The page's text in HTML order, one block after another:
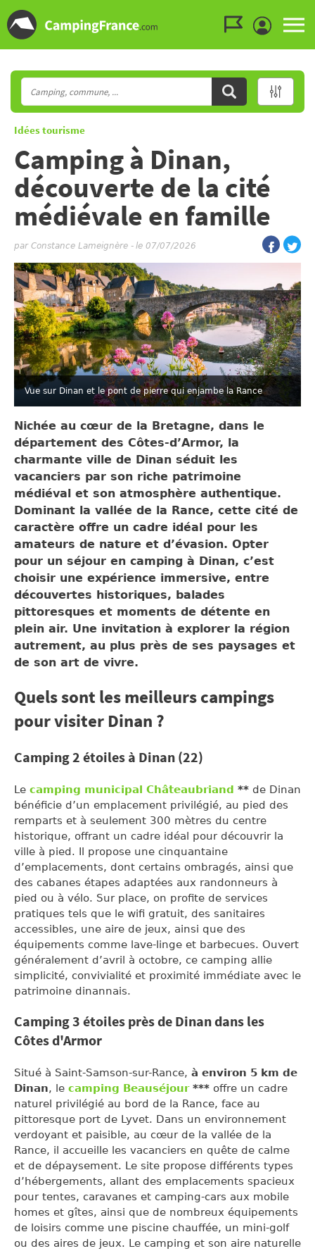
Idées tourisme
Camping à Dinan,
découverte de la cité
médiévale en famille
par Constance Lameignère - le 07/07/2026
Vue sur Dinan et le pont de pierre qui enjambe la Rance
Nichée au cœur de la Bretagne, dans le
département des Côtes-d’Armor, la
charmante ville de Dinan séduit les
vacanciers par son riche patrimoine
médiéval et son atmosphère authentique.
Dominant la vallée de la Rance, cette cité de
caractère offre un cadre idéal pour les
amateurs de nature et d’évasion. Opter
pour un séjour en camping à Dinan, c’est
choisir une expérience immersive, entre
découvertes historiques, balades
pittoresques et moments de détente en
plein air. Une invitation à explorer la région
autrement, au plus près de ses paysages et
de son art de vivre.
Quels sont les meilleurs campings
pour visiter Dinan ?
Camping 2 étoiles à Dinan (22)
Le camping municipal Châteaubriand ** de Dinan
bénéficie d’un emplacement privilégié, au pied des
remparts et à seulement 300 mètres du centre
historique, offrant un cadre idéal pour découvrir la
ville à pied. Il propose une cinquantaine
d’emplacements, dont certains ombragés, ainsi que
des cabanes étapes adaptées aux randonneurs à
pied ou à vélo. Sur place, on profite de services
pratiques tels que le wifi gratuit, des sanitaires
accessibles, une aire de jeux, ainsi que des
équipements comme lave-linge et barbecues. Ouvert
généralement d’avril à octobre, ce camping allie
simplicité, convivialité et proximité immédiate avec le
patrimoine dinannais.
Camping 3 étoiles près de Dinan dans les
Côtes d'Armor
Situé à Saint-Samson-sur-Rance, à environ 5 km de
Dinan, le camping Beauséjour *** offre un cadre
naturel privilégié au bord de la Rance, face au
pittoresque port de Lyvet. Dans un environnement
verdoyant et paisible, au cœur de la vallée de la
Rance, il accueille les vacanciers en quête de calme
et de dépaysement. Le site propose différents types
d’hébergements, allant des emplacements spacieux
pour tentes, caravanes et camping-cars aux mobile
homes et gîtes, ainsi que de nombreux équipements
de loisirs comme une piscine chauffée, un mini-golf
ou des aires de jeux. Le camping et son aire naturelle